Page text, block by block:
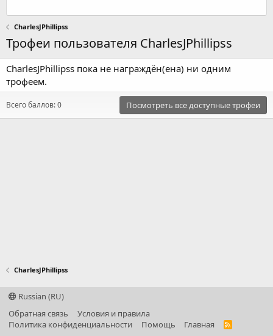
CharlesJPhillipss
Трофеи пользователя CharlesJPhillipss
CharlesJPhillipss пока не награждён(ена) ни одним
трофеем.
Всего баллов: 0 Посмотреть все доступные трофеи
CharlesJPhillipss
Russian (RU)
Обратная связь
Условия и правила
Политика конфиденциальности
Помощь Главная
R